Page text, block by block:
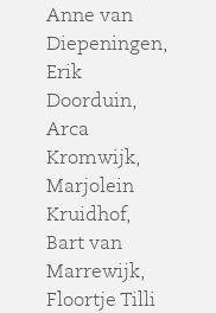
Anne van
Diepeningen,
Erik
Doorduin,
Arca
Kromwijk,
Marjolein
Kruidhof,
Bart van
Marrewijk,
Floortje Tilli